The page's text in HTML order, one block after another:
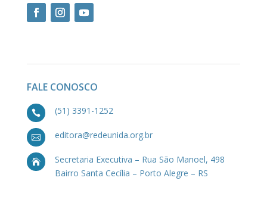
FALE CONOSCO
 (51) 3391-1252
 editora@redeunida.org.br

Secretaria Executiva – Rua São Manoel, 498
Bairro Santa Cecília – Porto Alegre – RS